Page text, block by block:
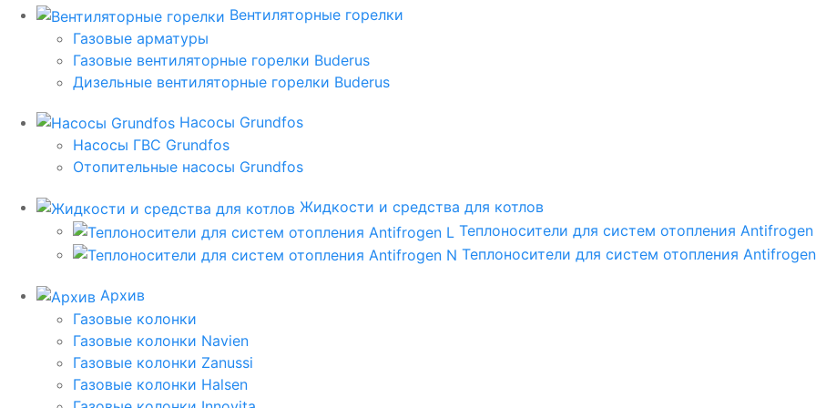
Вентиляторные горелки
Газовые арматуры
Газовые вентиляторные горелки Buderus
Дизельные вентиляторные горелки Buderus
Насосы Grundfos
Насосы ГВС Grundfos
Отопительные насосы Grundfos
Жидкости и средства для котлов
Теплоносители для систем отопления
Теплоносители для систем отопления
Архив
Газовые колонки
Газовые колонки Navien
Газовые колонки Zanussi
Газовые колонки Halsen